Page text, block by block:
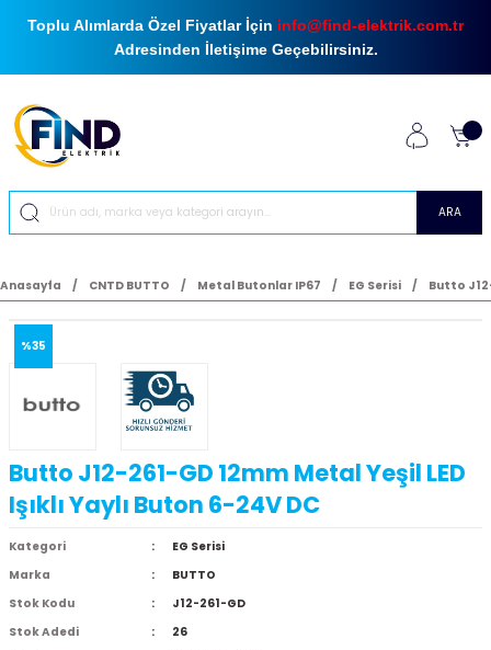
Toplu Alımlarda Özel Fiyatlar İçin info@find-elektrik.com.tr
Adresinden İletişime Geçebilirsiniz.
ARA
Anasayfa CNTD BUTTO Metal Butonlar IP67 EG Serisi Butto
%35
Butto J12-261-GD 12mm Metal Yeşil LED
Işıklı Yaylı Buton 6-24V DC
Kategori
EG Serisi
Marka
BUTTO
Stok Kodu
J12-261-GD
Stok Adedi
26